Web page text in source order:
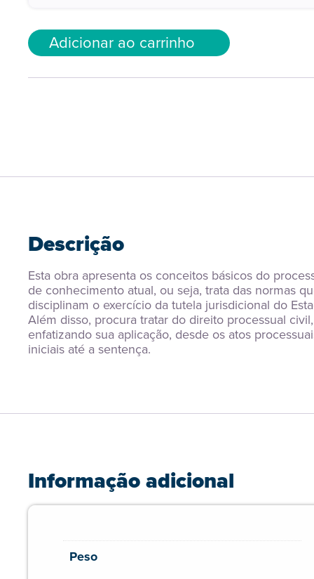
Adicionar ao carrinho
Descrição
Esta obra apresenta os conceitos básicos do
de conhecimento atual, ou seja, trata das normas
disciplinam o exercício da tutela jurisdicional do
Além disso, procura tratar do direito processual civil,
enfatizando sua aplicação, desde os atos
iniciais até a sentença.
Informação adicional
Peso